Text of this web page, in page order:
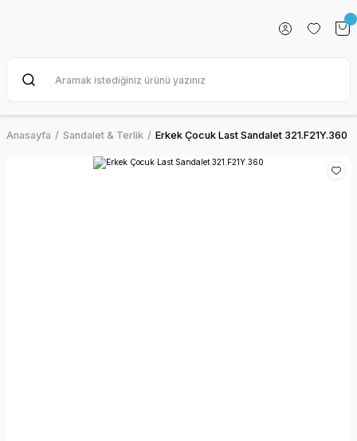
Anasayfa Sandalet & Terlik Erkek Çocuk Last Sandalet 321.F21Y.360